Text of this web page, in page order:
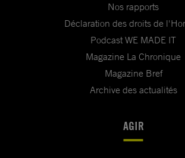
Nos rapports
Déclaration des droits de
Podcast WE MADE IT
Magazine La Chronique
Magazine Bref
Archive des actualités
AGIR